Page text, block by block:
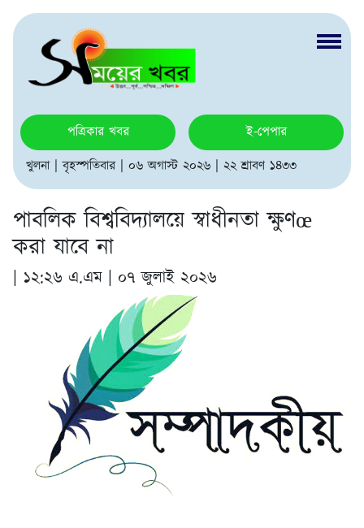
পত্রিকার খবর
ই-পেপার
খুলনা | বৃহস্পতিবার | ০৬ অগাস্ট ২০২৬ | ২২ শ্রাবণ ১৪৩৩
পাবলিক বিশ্ববিদ্যালয়ে স্বাধীনতা ক্ষুণœ
করা যাবে না
| ১২:২৬ এ.এম | ০৭ জুলাই ২০২৬